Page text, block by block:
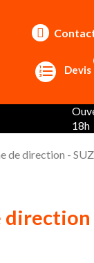
Devis
18h
de direction -